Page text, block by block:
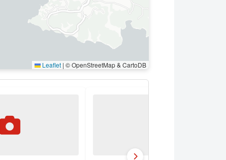
Leaflet | © OpenStreetMap & CartoDB